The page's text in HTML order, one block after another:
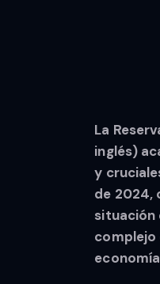
La
inglés)
y
de 2024,
situación
complejo